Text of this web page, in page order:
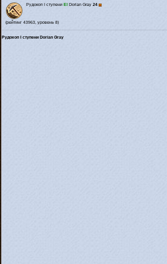
Рудокоп I ступени El Dorian Gray 24
(рейтинг 43963, уровень 8)
Рудокоп I ступени Dorian Gray